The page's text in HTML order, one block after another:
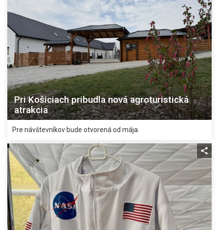
Pri Košiciach pribudla nová agroturistická
atrakcia
Pre návštevníkov bude otvorená od mája.